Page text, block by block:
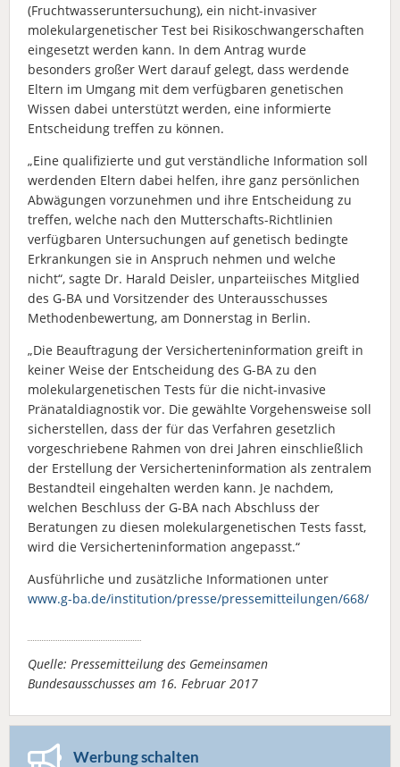
(Fruchtwasseruntersuchung), ein nicht-invasiver
molekulargenetischer Test bei Risikoschwangerschaften
eingesetzt werden kann. In dem Antrag wurde
besonders großer Wert darauf gelegt, dass werdende
Eltern im Umgang mit dem verfügbaren genetischen
Wissen dabei unterstützt werden, eine informierte
Entscheidung treffen zu können.
„Eine qualifizierte und gut verständliche Information soll
werdenden Eltern dabei helfen, ihre ganz persönlichen
Abwägungen vorzunehmen und ihre Entscheidung zu
treffen, welche nach den Mutterschafts-Richtlinien
verfügbaren Untersuchungen auf genetisch bedingte
Erkrankungen sie in Anspruch nehmen und welche
nicht“, sagte Dr. Harald Deisler, unparteiisches Mitglied
des G-BA und Vorsitzender des Unterausschusses
Methodenbewertung, am Donnerstag in Berlin.
„Die Beauftragung der Versicherteninformation greift in
keiner Weise der Entscheidung des G-BA zu den
molekulargenetischen Tests für die nicht-invasive
Pränataldiagnostik vor. Die gewählte Vorgehensweise soll
sicherstellen, dass der für das Verfahren gesetzlich
vorgeschriebene Rahmen von drei Jahren einschließlich
der Erstellung der Versicherteninformation als zentralem
Bestandteil eingehalten werden kann. Je nachdem,
welchen Beschluss der G-BA nach Abschluss der
Beratungen zu diesen molekulargenetischen Tests fasst,
wird die Versicherteninformation angepasst.“
Ausführliche und zusätzliche Informationen unter
www.g-ba.de/institution/presse/pressemitteilungen/668/
Quelle: Pressemitteilung des Gemeinsamen
Bundesausschusses am 16. Februar 2017
Werbung schalten